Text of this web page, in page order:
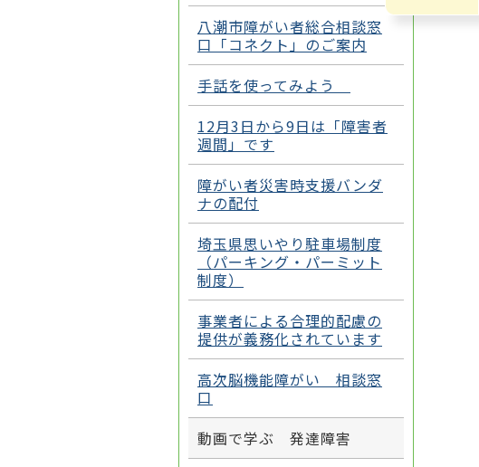
八潮市障がい者総合相談窓
口「コネクト」のご案内
手話を使ってみよう
12月3日から9日は「障害者
週間」です
障がい者災害時支援バンダ
ナの配付
埼玉県思いやり駐車場制度
（パーキング・パーミット
制度）
事業者による合理的配慮の
提供が義務化されています
高次脳機能障がい 相談窓
口
動画で学ぶ 発達障害